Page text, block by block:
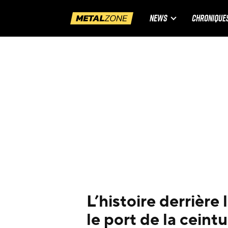
NEWS
L’histoire
le port de la